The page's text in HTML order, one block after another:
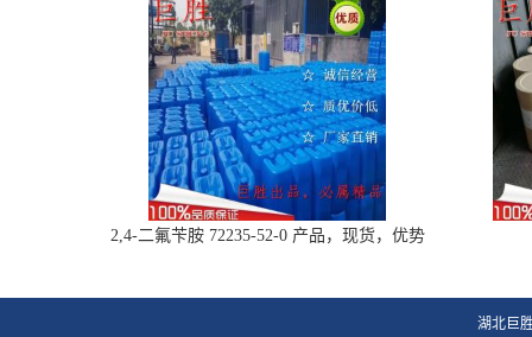
2,4-二氟苄胺 72235-52-0 产品，现货，优势
湖北巨